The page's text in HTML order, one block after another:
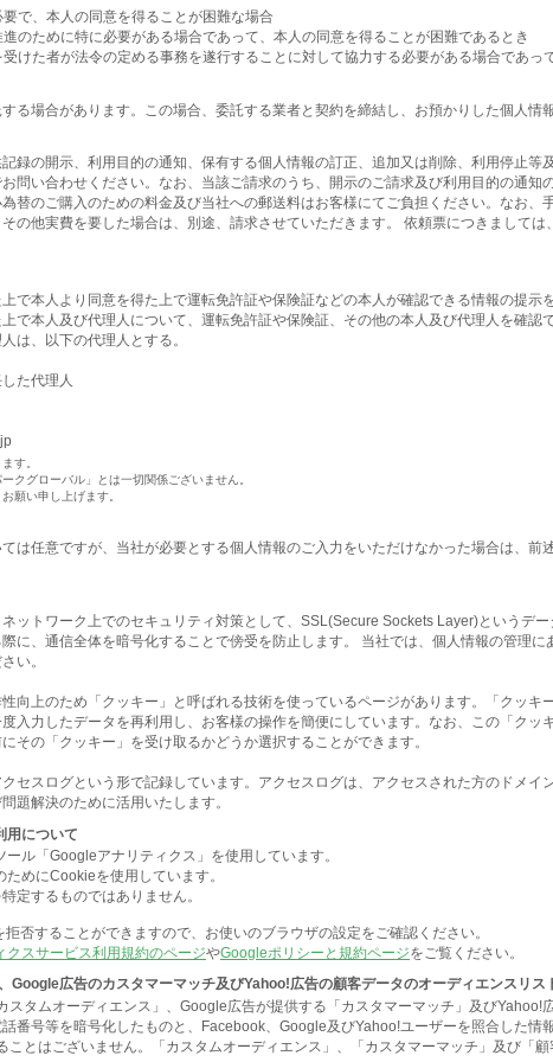
で、本人の同意を得ることが困難な場合
のために特に必要がある場合であって、本人の同意を得ることが困難であるとき
けた者が法令の定める事務を遂行することに対して協力する必要がある場合であ
る場合があります。この場合、委託する業者と契約を締結し、お預かりした個人情
録の開示、利用目的の通知、保有する個人情報の訂正、追加又は削除、利用停止
問い合わせください。なお、当該ご請求のうち、開示のご請求及び利用目的の通
替のご購入のための料金及び当社への郵送料はお客様にてご負担ください。なお
の他実費を要した場合は、別途、請求させていただきます。 依頼票につきましては
で本人より同意を得た上で運転免許証や保険証などの本人が確認できる情報の提示
で本人及び代理人について、運転免許証や保険証、その他の本人及び代理人を確認
は、以下の代理人とする。
た代理人
す。
クグローバル」とは一切関係ございません。
願い申し上げます。
は任意ですが、当社が必要とする個人情報のご入力をいただけなかった場合は、前
ットワーク上でのセキュリティ対策として、SSL(Secure Sockets Layer)という
に、通信全体を暗号化することで傍受を防止します。 当社では、個人情報の管
い。
向上のため「クッキー」と呼ばれる技術を使っているページがあります。「クッ
入力したデータを再利用し、お客様の操作を簡便にしています。なお、この「ク
その「クッキー」を受け取るかどうか選択することができます。
セスログという形で記録しています。アクセスログは、アクセスされた方のドメ
題解決のために活用いたします。
用について
ル「Googleアナリティクス」を使用しています。
めにCookieを使用しています。
定するものではありません。
否することができますので、お使いのブラウザの設定をご確認ください。
クスサービス利用規約のページやGoogleポリシーと規約ページをご覧ください。
Google広告のカスタマーマッチ及びYahoo!広告の顧客データのオーディエンスリ
タムオーディエンス」、Google広告が提供する「カスタマーマッチ」及び
番号等を暗号化したものと、Facebook、Google及びYahoo!ユーザーを照合した
とはございません。「カスタムオーディエンス」、「カスタマーマッチ」及び